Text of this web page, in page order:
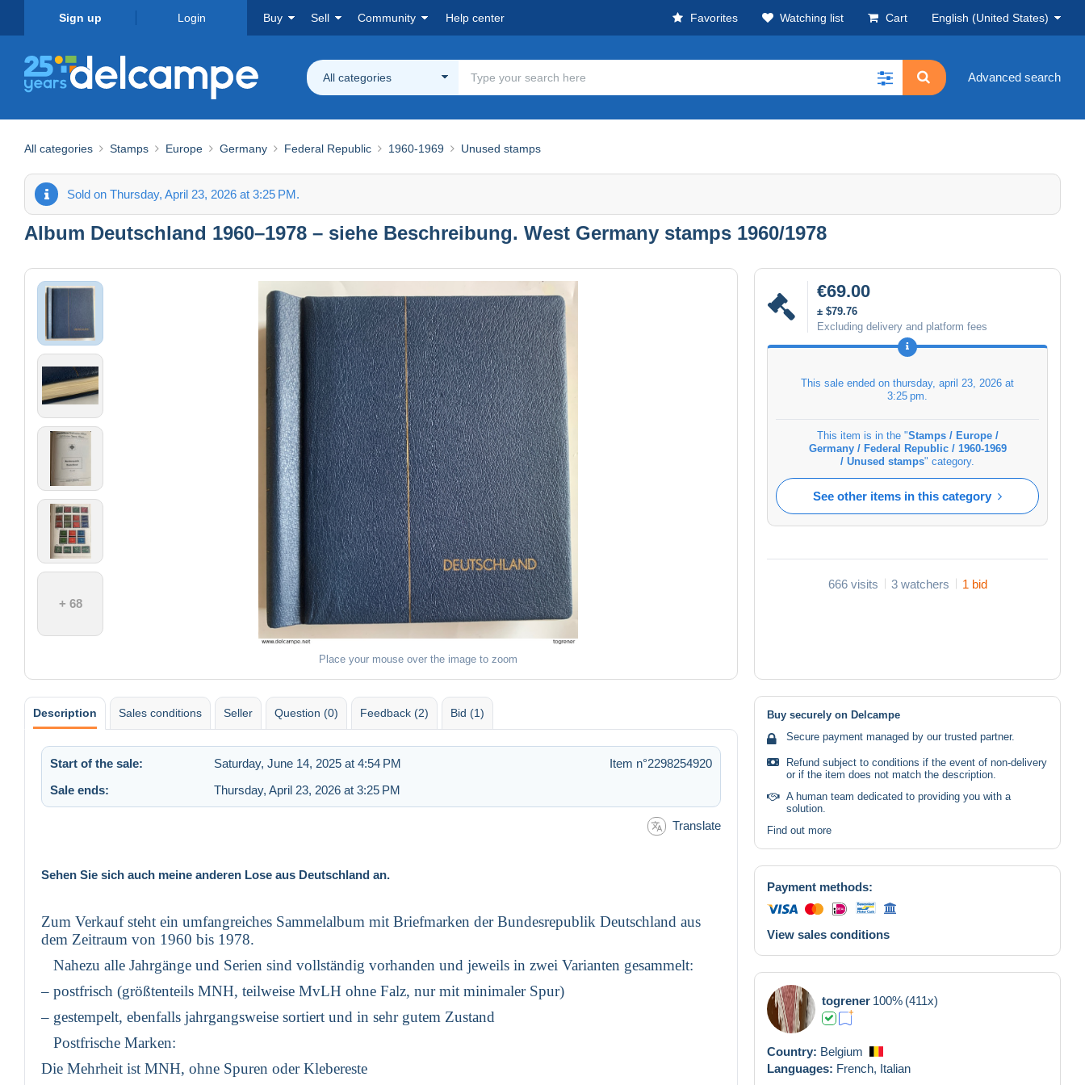
Sign up Login Buy Sell Community Help center Favorites Watching list Cart English (United States)
All categories Advanced search
All categories Stamps Europe Germany Federal Republic 1960-1969 Unused stamps
Sold on Thursday, April 23, 2026 at 3:25 PM.
Album Deutschland 1960–1978 – siehe Beschreibung. West Germany stamps 1960/1978
+ 68
Place your mouse over the image to zoom
€69.00
± $79.76
Excluding delivery and platform fees
This sale ended on thursday, april 23, 2026 at
3:25 pm
This item is in the "Stamps / Europe /
Germany / Federal Republic / 1960-1969
/ Unused stamps" category.
See other items in this category
666 visits 3 watchers 1 bid
Description Sales conditions Seller Question (0) Feedback (2) Bid (1)
Start of the sale: Saturday, June 14, 2025 at 4:54 PM
Item n°2298254920
Sale ends:
Thursday, April 23, 2026 at 3:25 PM
Translate
Sehen Sie sich auch meine anderen Lose aus Deutschland an.
Zum Verkauf steht ein umfangreiches Sammelalbum mit Briefmarken der Bundesrepublik Deutschland aus
dem Zeitraum von 1960 bis 1978.
Nahezu alle Jahrgänge und Serien sind vollständig vorhanden und jeweils in zwei Varianten gesammelt:
– postfrisch (größtenteils MNH, teilweise MvLH ohne Falz, nur mit minimaler Spur)
– gestempelt, ebenfalls jahrgangsweise sortiert und in sehr gutem Zustand
Postfrische Marken:
Die Mehrheit ist MNH, ohne Spuren oder Klebereste
Buy securely on Delcampe
Secure payment managed by our trusted partner.
Refund subject to conditions if the event of non-delivery
or if the item does not match the description.
A human team dedicated to providing you with a
solution.
Find out more
Payment methods:
View sales conditions
togrener 100% (411x)
Country: Belgium
Languages: French, Italian